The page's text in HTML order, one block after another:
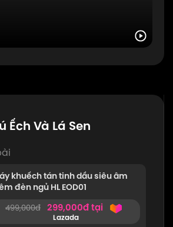
Ếch Và Lá Sen
khuếch tán tinh dầu siêu âm
đèn ngủ HL EOD01
499,000đ 299,000đ tại
Lazada